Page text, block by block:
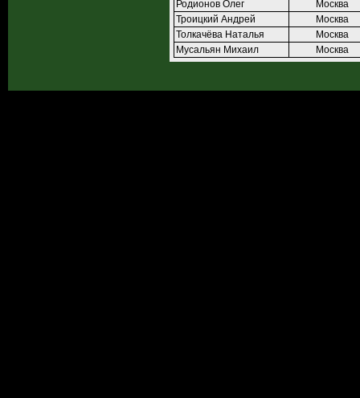
Родионов Олег
Москва
Троицкий Андрей
Москва
Толкачёва Наталья
Москва
Мусальян Михаил
Москва